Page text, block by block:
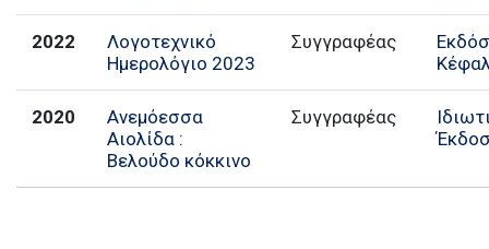
2022
Λογοτεχνικό
Ημερολόγιο 2023
Συγγραφέας
2020
Ανεμόεσσα
Αιολίδα :
Βελούδο κόκκινο
Συγγραφέας